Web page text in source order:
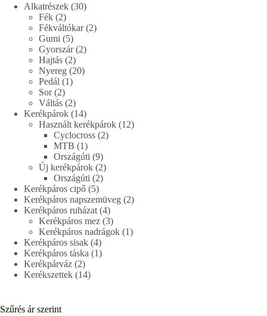
Alkatrészek 3030
Fék 22
termék
Fékváltókar 22
Gumi 55
termék
Gyorszár 22
Hajtás 22
termék
Nyereg 2020
Pedál 11
Sor 22
termék
Váltás 22
termék
Kerékpárok 1414
termék
Használt kerékpárok 1212
Cyclocross 22
MTB 11
termék
Országúti 99
termék
Új kerékpárok 22
termék
Országúti 22
Kerékpáros cipő 55
termék
Kerékpáros napszemüveg 22
Kerékpáros ruházat 44
termék
Kerékpáros mez 33
termék
Kerékpáros nadrágok 11
Kerékpáros sisak 44
termék
Kerékpáros táska 11
Kerékpárváz 22
termék
Kerékszettek 1414
Szűrés ár szerint